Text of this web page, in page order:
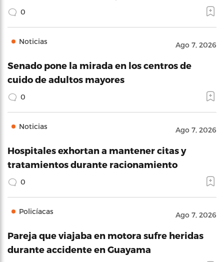
0
Noticias Ago 7, 2026
Senado pone la mirada en los centros de
cuido de adultos mayores
0
Noticias Ago 7, 2026
Hospitales exhortan a mantener citas y
tratamientos durante racionamiento
0
Policíacas Ago 7, 2026
Pareja que viajaba en motora sufre heridas
durante accidente en Guayama